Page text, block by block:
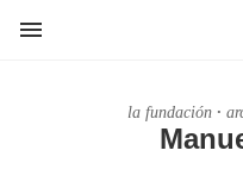

la fundación